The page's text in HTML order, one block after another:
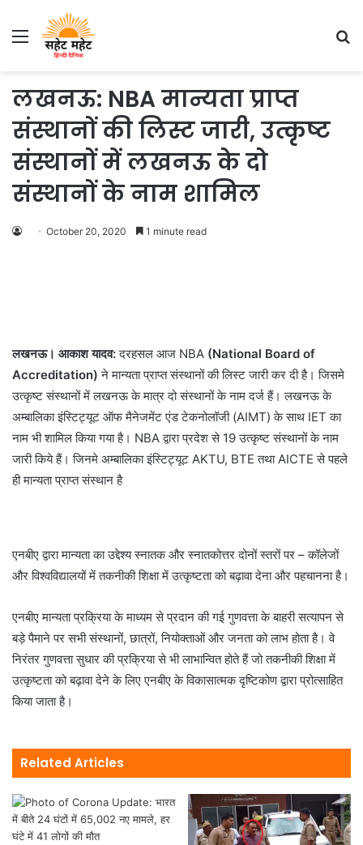
Menu
लखनऊ: NBA मान्यता प्राप्त
संस्थानों की लिस्ट जारी, उत्कृष्ट
संस्थानों में लखनऊ के दो
संस्थानों के नाम शामिल
October 20, 2020 1 minute read
लखनऊ। आकाश यादव:दरहसल आज NBA (National Board of
Accreditation) ने मान्यता प्राप्त संस्थानों की लिस्ट जारी कर दी है। जिसमे
उत्कृष्ट संस्थानों में लखनऊ के मात्र दो संस्थानों के नाम दर्ज हैं। लखनऊ के
अम्बालिका इंस्टिट्यूट ऑफ मैनेजमेंट एंड टेकनोलॉजी (AIMT) के साथ IET का
नाम भी शामिल किया गया है। NBA द्वारा प्रदेश से 19 उत्कृष्ट संस्थानों के नाम
जारी किये हैं। जिनमे अम्बालिका इंस्टिट्यूट AKTU, BTE तथा AICTE से पहले
ही मान्यता प्राप्त संस्थान है
एनबीए द्वारा मान्यता का उद्देश्य स्नातक और स्नातकोत्तर दोनों स्तरों पर – कॉलेजों
और विश्वविद्यालयों में तकनीकी शिक्षा में उत्कृष्टता को बढ़ावा देना और पहचानना है।
एनबीए मान्यता प्रक्रिया के माध्यम से प्रदान की गई गुणवत्ता के बाहरी सत्यापन से
बड़े पैमाने पर सभी संस्थानों, छात्रों, नियोक्ताओं और जनता को लाभ होता है। वे
निरंतर गुणवत्ता सुधार की प्रक्रिया से भी लाभान्वित होते हैं जो तकनीकी शिक्षा में
उत्कृष्टता को बढ़ावा देने के लिए एनबीए के विकासात्मक दृष्टिकोण द्वारा प्रोत्साहित
किया जाता है।
Related Articles